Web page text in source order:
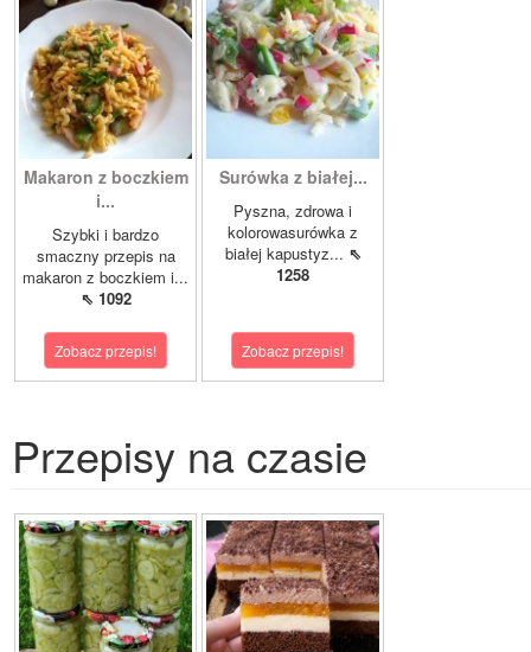
Makaron z boczkiem
i...
Szybki i bardzo
smaczny przepis na
makaron z boczkiem i...
⇖ 1092
Zobacz przepis!
Surówka z białej...
Pyszna, zdrowa i
kolorowasurówka z
białej kapustyz... ⇖
1258
Zobacz przepis!
Przepisy na czasie